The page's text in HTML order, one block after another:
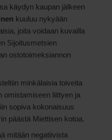
käydyn kaupan jälkeen
kuuluu nykyään
joita voidaan kuvailla
Sijoitusmetsien
ostotoimeksiannon
minkälaisia toiveita
omistamiseen liittyen ja
sopiva kokonaisuus
päästä Miettisen kotoa.
mitään negatiivista